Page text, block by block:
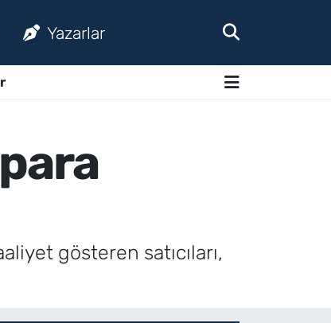
Yazarlar
gösteren satıcıları,